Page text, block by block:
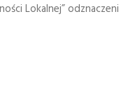
Lokalnej” odznaczeni